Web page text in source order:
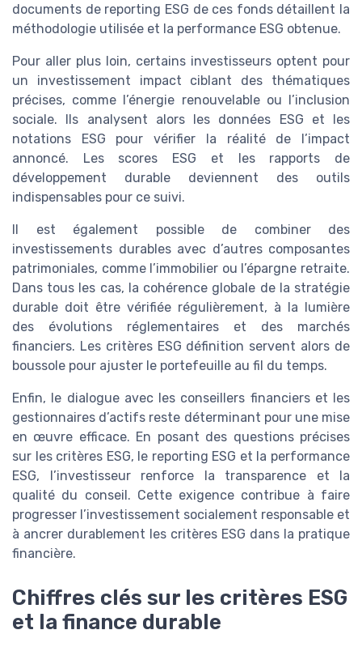
documents de reporting ESG de ces fonds détaillent la
méthodologie utilisée et la performance ESG obtenue.
Pour aller plus loin, certains investisseurs optent pour
un investissement impact ciblant des thématiques
précises, comme l’énergie renouvelable ou l’inclusion
sociale. Ils analysent alors les données ESG et les
notations ESG pour vérifier la réalité de l’impact
annoncé. Les scores ESG et les rapports de
développement durable deviennent des outils
indispensables pour ce suivi.
Il est également possible de combiner des
investissements durables avec d’autres composantes
patrimoniales, comme l’immobilier ou l’épargne retraite.
Dans tous les cas, la cohérence globale de la stratégie
durable doit être vérifiée régulièrement, à la lumière
des évolutions réglementaires et des marchés
financiers. Les critères ESG définition servent alors de
boussole pour ajuster le portefeuille au fil du temps.
Enfin, le dialogue avec les conseillers financiers et les
gestionnaires d’actifs reste déterminant pour une mise
en œuvre efficace. En posant des questions précises
sur les critères ESG, le reporting ESG et la performance
ESG, l’investisseur renforce la transparence et la
qualité du conseil. Cette exigence contribue à faire
progresser l’investissement socialement responsable et
à ancrer durablement les critères ESG dans la pratique
financière.
Chiffres clés sur les critères ESG
et la finance durable